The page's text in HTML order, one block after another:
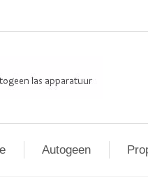
Autogeen